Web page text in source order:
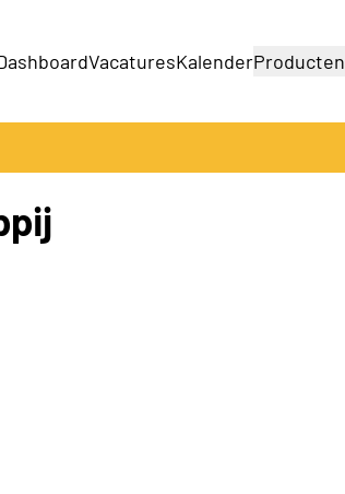
VacaturesKalenderProducten